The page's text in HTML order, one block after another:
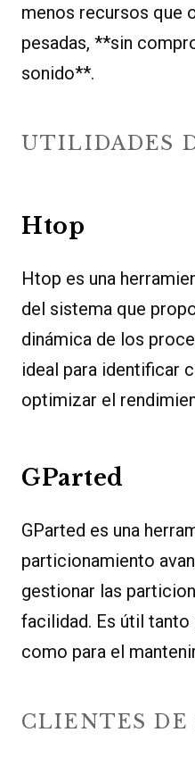
menos recursos que
pesadas, **sin
sonido**.
UTILIDADES
Htop
Htop es una
del sistema que
dinámica de los
ideal para identificar
optimizar el
GParted
GParted es una
particionamiento
gestionar las
facilidad. Es útil tanto
como para el
CLIENTES DE